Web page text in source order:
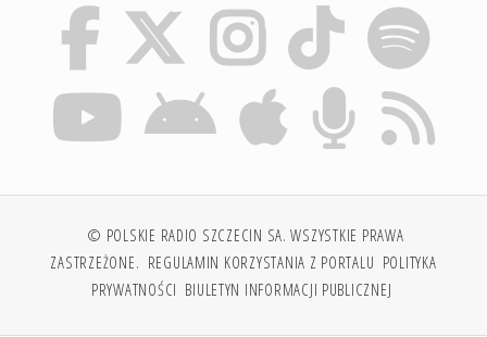
© POLSKIE RADIO SZCZECIN SA. WSZYSTKIE PRAWA
ZASTRZEŻONE. REGULAMIN KORZYSTANIA Z PORTALU POLITYKA
PRYWATNOŚCI BIULETYN INFORMACJI PUBLICZNEJ